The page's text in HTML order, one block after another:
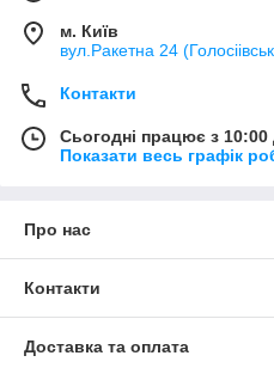
м. Київ
вул.Ракетна 24
Контакти
Сьогодні працює з 10:00
Показати весь графік
Про нас
Контакти
Доставка та оплата